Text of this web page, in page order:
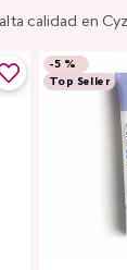
calidad en
-5 %
Top Seller